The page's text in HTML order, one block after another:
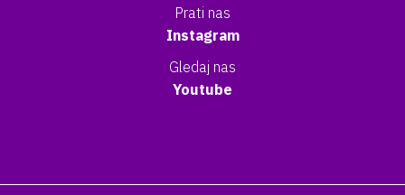
Prati nas
Instagram
Gledaj nas
Youtube